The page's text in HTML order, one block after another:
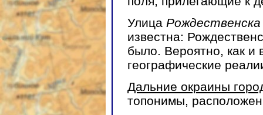
Улица Рождественска
известна:
было. Вероятно, как и
географические
Дальние окраины
топонимы,